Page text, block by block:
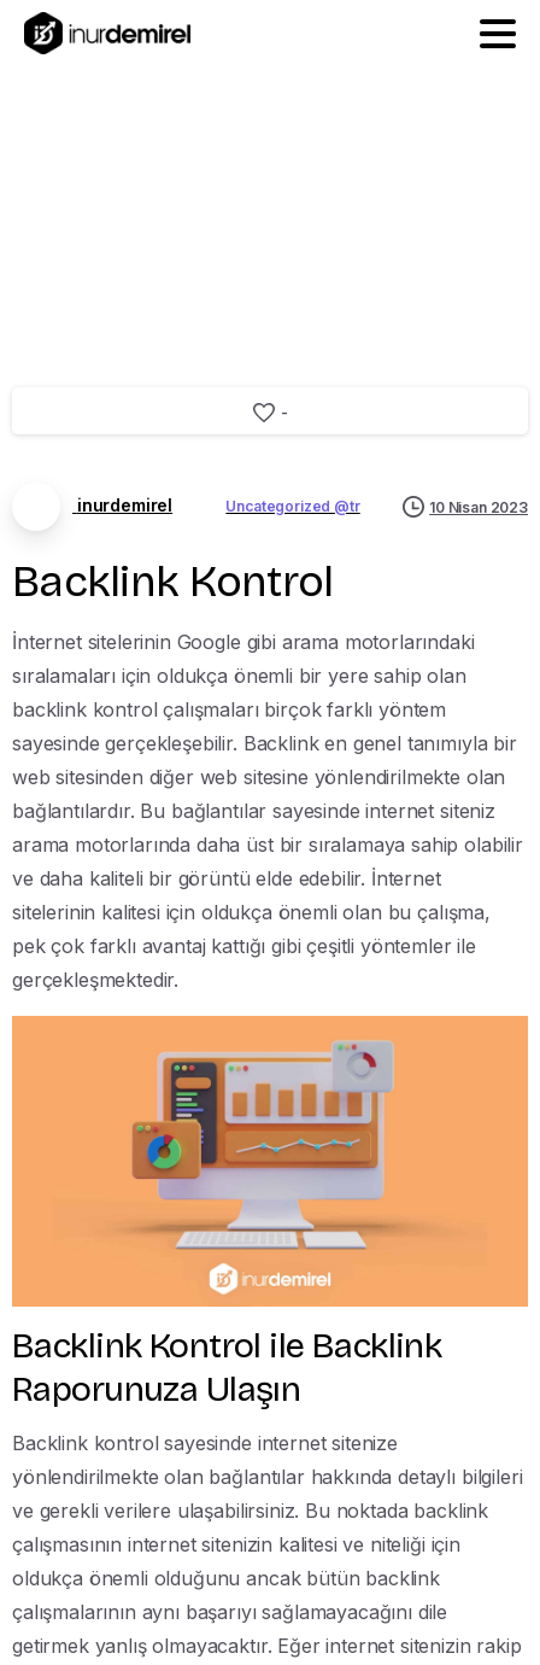
-
inurdemirel Uncategorized @tr 10 Nisan 2023
Backlink Kontrol
İnternet sitelerinin Google gibi arama motorlarındaki
sıralamaları için oldukça önemli bir yere sahip olan
backlink kontrol çalışmaları birçok farklı yöntem
sayesinde gerçekleşebilir. Backlink en genel tanımıyla bir
web sitesinden diğer web sitesine yönlendirilmekte olan
bağlantılardır. Bu bağlantılar sayesinde internet siteniz
arama motorlarında daha üst bir sıralamaya sahip olabilir
ve daha kaliteli bir görüntü elde edebilir. İnternet
sitelerinin kalitesi için oldukça önemli olan bu çalışma,
pek çok farklı avantaj kattığı gibi çeşitli yöntemler ile
gerçekleşmektedir.
Backlink Kontrol ile Backlink
Raporunuza Ulaşın
Backlink kontrol sayesinde internet sitenize
yönlendirilmekte olan bağlantılar hakkında detaylı bilgileri
ve gerekli verilere ulaşabilirsiniz. Bu noktada backlink
çalışmasının internet sitenizin kalitesi ve niteliği için
oldukça önemli olduğunu ancak bütün backlink
çalışmalarının aynı başarıyı sağlamayacağını dile
getirmek yanlış olmayacaktır. Eğer internet sitenizin rakip